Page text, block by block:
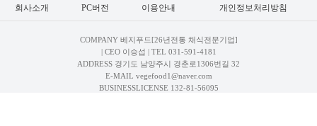
회사소개 PC버전 이용안내 개인정보처리방침
COMPANY 베지푸드[26년전통 채식전문기업]
| CEO 이승섭 | TEL 031-591-4181
ADDRESS 경기도 남양주시 경춘로1306번길 32
E-MAIL vegefood1@naver.com
BUSINESSLICENSE 132-81-56095